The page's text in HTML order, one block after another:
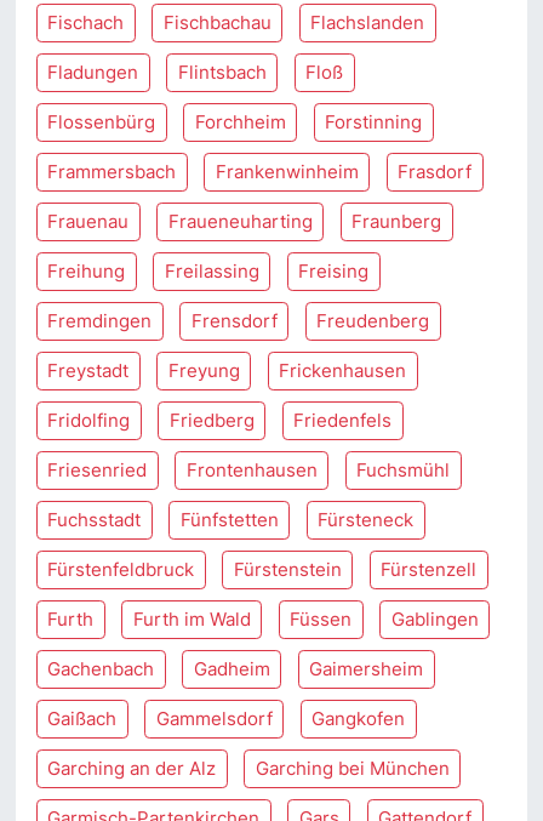
Fischach Fischbachau Flachslanden
Fladungen Flintsbach Floß
Flossenbürg Forchheim Forstinning
Frammersbach Frankenwinheim Frasdorf
Frauenau Fraueneuharting Fraunberg
Freihung Freilassing Freising
Fremdingen Frensdorf Freudenberg
Freystadt Freyung Frickenhausen
Fridolfing Friedberg Friedenfels
Friesenried Frontenhausen Fuchsmühl
Fuchsstadt Fünfstetten Fürsteneck
Fürstenfeldbruck Fürstenstein Fürstenzell
Furth Furth im Wald Füssen Gablingen
Gachenbach Gadheim Gaimersheim
Gaißach Gammelsdorf Gangkofen
Garching an der Alz Garching bei München